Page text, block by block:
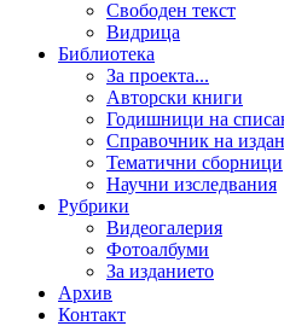
Свободен текст
Видрица
Библиотека
За проекта...
Авторски книги
Годишници на
Справочник на
Тематични сборници
Научни изследвания
Рубрики
Видеогалерия
Фотоалбуми
За изданието
Архив
Контакт